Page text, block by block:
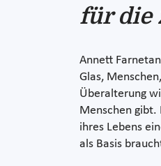
für die
Annett
Glas,
Überalterung
Menschen gibt.
ihres Lebens
als Basis